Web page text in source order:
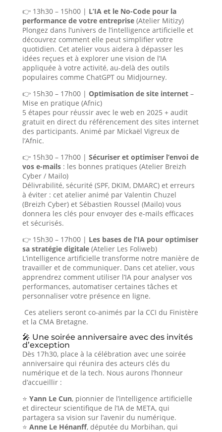
👉 13h30 – 15h00 | L’IA et le No-Code pour la
performance de votre entreprise(Atelier Mitizy)
Plongez dans l’univers de l’intelligence artificielle et
découvrez comment elle peut simplifier votre
quotidien. Cet atelier vous aidera à dépasser les
idées reçues et à explorer une vision de l’IA
appliquée à votre activité, au-delà des outils
populaires comme ChatGPT ou Midjourney.
👉 15h30 – 17h00 | Optimisation de site internet–
Mise en pratique (Afnic)
5 étapes pour réussir avec le web en 2025 + audit
gratuit en direct du référencement des sites internet
des participants. Animé par Mickaël Vigreux de
l’Afnic.
👉 15h30 – 17h00 | Sécuriser et optimiser l’envoi de
vos e-mails: les bonnes pratiques (Atelier Breizh
Cyber / Mailo)
Délivrabilité, sécurité (SPF, DKIM, DMARC) et erreurs
à éviter : cet atelier animé par Valentin Chuzel
(Breizh Cyber) et Sébastien Roussel (Mailo) vous
donnera les clés pour envoyer des e-mails efficaces
et sécurisés.
👉 15h30 – 17h00 | Les bases de l’IA pour optimiser
sa stratégie digitale(Atelier Les Foliweb)
L’intelligence artificielle transforme notre manière de
travailler et de communiquer. Dans cet atelier, vous
apprendrez comment utiliser l’IA pour analyser vos
performances, automatiser certaines tâches et
personnaliser votre présence en ligne.
Ces ateliers seront co-animés par la CCI du Finistère
et la CMA Bretagne.
🎤 Une soirée anniversaire avec des invités
d’exception
Dès 17h30, place à la célébration avec une soirée
anniversaire qui réunira des acteurs clés du
numérique et de la tech. Nous aurons l’honneur
d’accueillir :
⭐ Yann Le Cun, pionnier de l’intelligence artificielle
et directeur scientifique de l’IA de META, qui
partagera sa vision sur l’avenir du numérique.
⭐ Anne Le Hénanff, députée du Morbihan, qui